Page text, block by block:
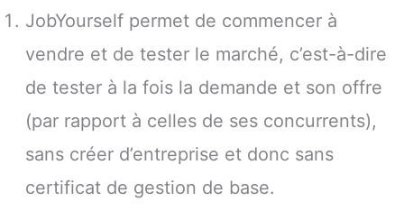
JobYourself permet de commencer à
vendre et de tester le marché, c’est-à-dire
de tester à la fois la demande et son offre
(par rapport à celles de ses concurrents),
sans créer d’entreprise et donc sans
certificat de gestion de base.